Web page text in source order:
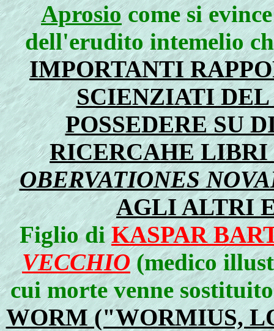
Aprosiocome si
dell'erudito intemelio
IMPORTANTI
SCIENZIATI DEL
POSSEDERE SU
RICERCAHE
OBERVATIONES
AGLI ALTRI
Figlio diKASPAR
VECCHIO(medico
cui morte venne
WORM ("WORMIUS,